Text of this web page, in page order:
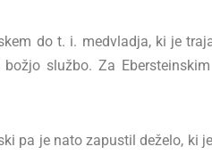
do t. i. medvladja, ki je
službo. Za
pa je nato zapustil deželo, ki